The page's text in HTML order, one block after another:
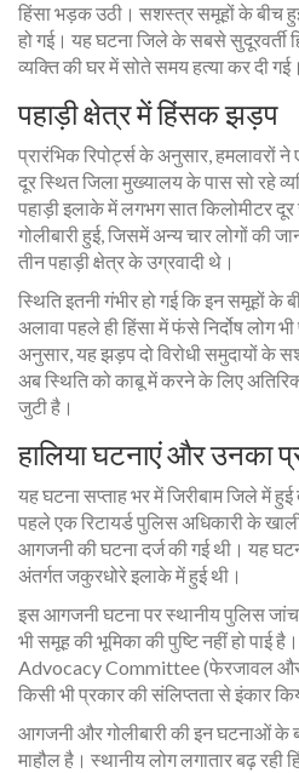
हिंसा भड़क उठी। सशस्त्र समूहों के बीच
हो गई। यह घटना जिले के सबसे सुदूरवर्ती
व्यक्ति की घर में सोते समय हत्या कर दी गई।
पहाड़ी क्षेत्र में हिंसक झड़प
प्रारंभिक रिपोर्ट्स के अनुसार, हमलावरों
दूर स्थित जिला मुख्यालय के पास सो रहे
पहाड़ी इलाके में लगभग सात किलोमीटर
गोलीबारी हुई, जिसमें अन्य चार लोगों की
तीन पहाड़ी क्षेत्र के उग्रवादी थे।
स्थिति इतनी गंभीर हो गई कि इन समूहों के
अलावा पहले ही हिंसा में फंसे निर्दोष लोग
अनुसार, यह झड़प दो विरोधी समुदायों के
अब स्थिति को काबू में करने के लिए
जुटी है।
हालिया घटनाएं और उनका
यह घटना सप्ताह भर में जिरीबाम जिले में
पहले एक रिटायर्ड पुलिस अधिकारी के
आगजनी की घटना दर्ज की गई थी। यह
अंतर्गत जकुरधोरे इलाके में हुई थी।
इस आगजनी घटना पर स्थानीय पुलिस
भी समूह की भूमिका की पुष्टि नहीं हो
Advocacy Committee (फेरजावल और
किसी भी प्रकार की संलिप्तता से इंकार
आगजनी और गोलीबारी की इन घटनाओं के
माहौल है। स्थानीय लोग लगातार बढ़ रही